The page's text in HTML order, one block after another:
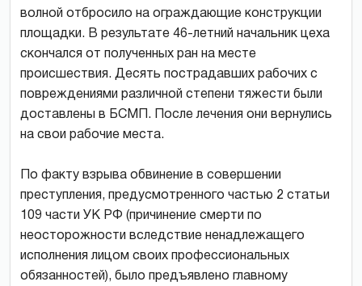
волной отбросило на ограждающие конструкции
площадки. В результате 46-летний начальник цеха
скончался от полученных ран на месте
происшествия. Десять пострадавших рабочих с
повреждениями различной степени тяжести были
доставлены в БСМП. После лечения они вернулись
на свои рабочие места.
По факту взрыва обвинение в совершении
преступления, предусмотренного частью 2 статьи
109 части УК РФ (причинение смерти по
неосторожности вследствие ненадлежащего
исполнения лицом своих профессиональных
обязанностей), было предъявлено главному